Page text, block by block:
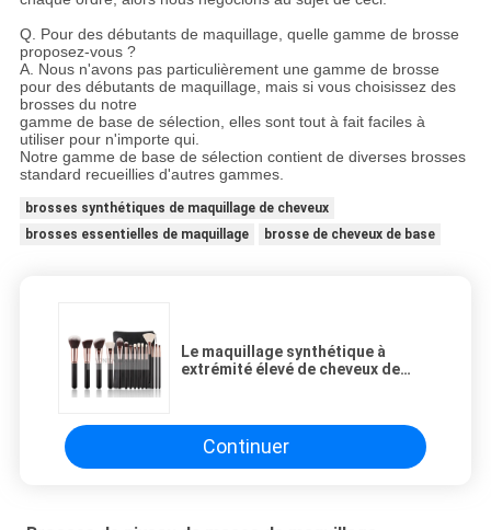
Q. Pour des débutants de maquillage, quelle gamme de brosse
proposez-vous ?
A. Nous n'avons pas particulièrement une gamme de brosse
pour des débutants de maquillage, mais si vous choisissez des
brosses du notre
gamme de base de sélection, elles sont tout à fait faciles à
utiliser pour n'importe qui.
Notre gamme de base de sélection contient de diverses brosses
standard recueillies d'autres gammes.
brosses synthétiques de maquillage de cheveux
brosses essentielles de maquillage
brosse de cheveux de base
Le maquillage synthétique à
extrémité élevé de cheveux de
Continuer